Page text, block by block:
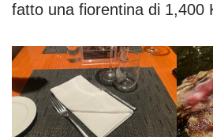
fatto una fiorentina di 1,400